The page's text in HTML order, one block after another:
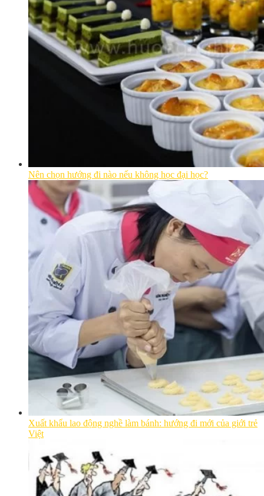
Nên chọn hướng đi nào nếu không học đại học?
Xuất khẩu lao động nghề làm bánh: hướng đi mới của giới trẻ
Việt